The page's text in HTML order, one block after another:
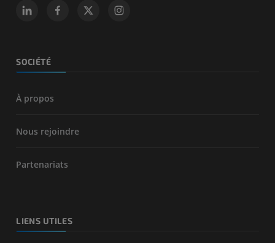
SOCIÉTÉ
À propos
Nous rejoindre
Partenariats
LIENS UTILES